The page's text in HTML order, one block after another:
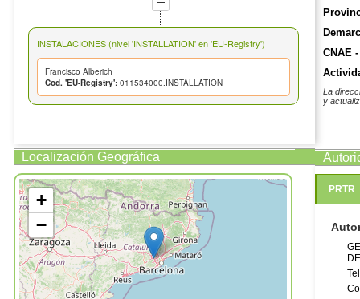
INSTALACIONES (nivel 'INSTALLATION' en 'EU-Registry')
Francisco Alberich
Cod. 'EU-Registry': 011534000.INSTALLATION
Localización Geográfica
+
−
CNAE
La
y
PRTR